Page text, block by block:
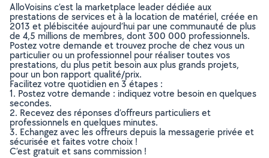
AlloVoisins c’est la marketplace leader dédiée aux
prestations de services et à la location de matériel, créée en
2013 et plébiscitée aujourd’hui par une communauté de plus
de 4,5 millions de membres, dont 300 000 professionnels.
Postez votre demande et trouvez proche de chez vous un
particulier ou un professionnel pour réaliser toutes vos
prestations, du plus petit besoin aux plus grands projets,
pour un bon rapport qualité/prix.
Facilitez votre quotidien en 3 étapes :
1. Postez votre demande : indiquez votre besoin en quelques
secondes.
2. Recevez des réponses d’offreurs particuliers et
professionnels en quelques minutes.
3. Echangez avec les offreurs depuis la messagerie privée et
sécurisée et faites votre choix !
C’est gratuit et sans commission !